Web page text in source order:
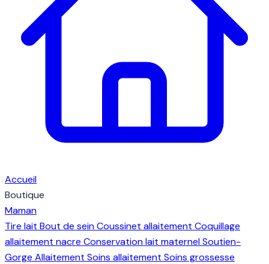
Accueil
Boutique
Maman
Tire lait Bout de seinCoussinet allaitement Coquillage
allaitement nacre Conservation lait maternelSoutien-
Gorge Allaitement Soins allaitement Soins grossesse